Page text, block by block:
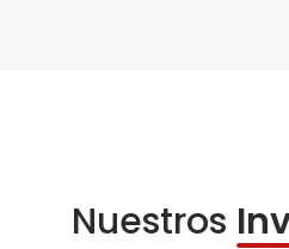
Nuestros